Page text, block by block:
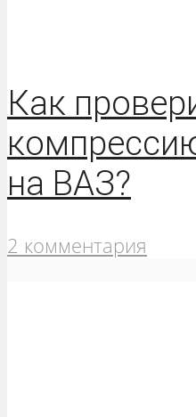
Как
на ВАЗ?
2 комментария